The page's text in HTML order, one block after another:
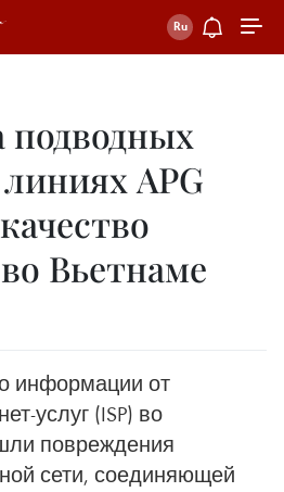
подводных
APG
Вьетнаме
информации от
услуг (ISP) во
повреждения
сети, соединяющей